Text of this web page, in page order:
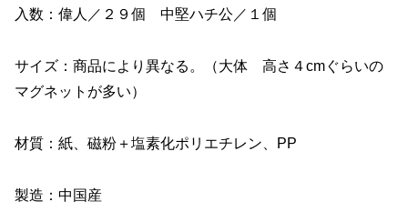
入数：偉人／２９個 中堅ハチ公／１個
サイズ：商品により異なる。（大体 高さ４cmぐらいの
マグネットが多い）
材質：紙、磁粉＋塩素化ポリエチレン、PP
製造：中国産